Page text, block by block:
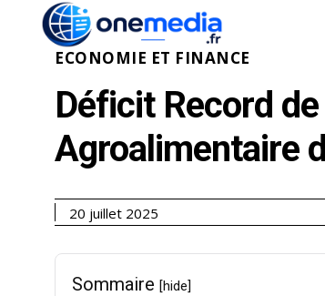
ECONOMIE ET FINANCE
Déficit Record
Agroalimentaire
20 juillet 2025
Sommaire [hide]